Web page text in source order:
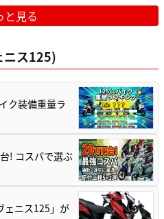
と見る
ニス125)
ク装備重量ラ
! コスパで選ぶ
ェニス125」が